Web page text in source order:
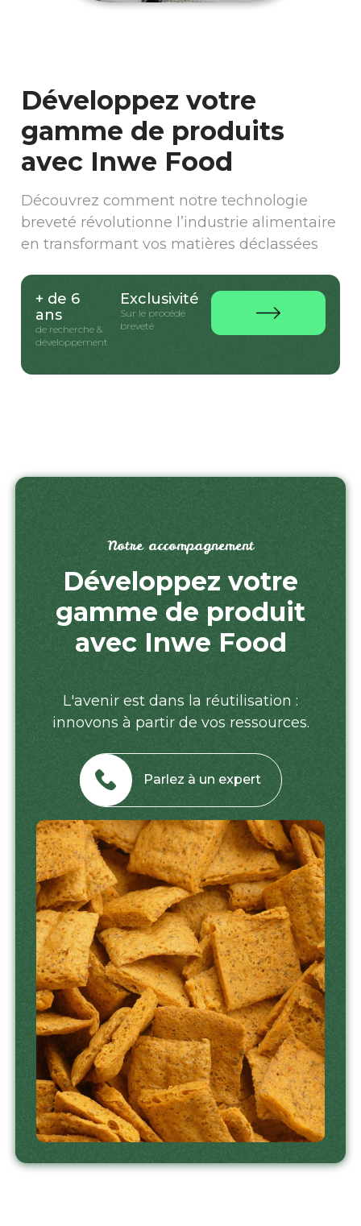
Développez votre
gamme de produits
avec Inwe Food
Découvrez comment notre technologie
breveté révolutionne l’industrie alimentaire
en transformant vos matières déclassées
+ de 6
ans
de recherche &
développement
Exclusivité
Sur le procédé
breveté
Notre accompagnement
Développez votre
gamme de produit
avec Inwe Food
L'avenir est dans la réutilisation :
innovons à partir de vos ressources.
Parlez à un expert